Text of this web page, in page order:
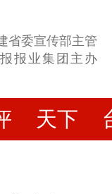
省委宣传部主管
报业集团主办
天下